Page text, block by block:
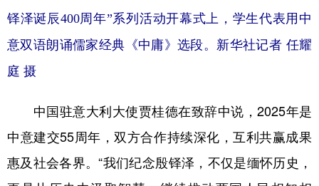
铎泽诞辰400周年”系列活动开幕式上，学生代表用中
意双语朗诵儒家经典《中庸》选段。 新华社记者 任耀
庭 摄
中国驻意大利大使贾桂德在致辞中说，2025年是
中意建交55周年，双方合作持续深化，互利共赢成果
惠及社会各界。“我们纪念殷铎泽，不仅是缅怀历史，